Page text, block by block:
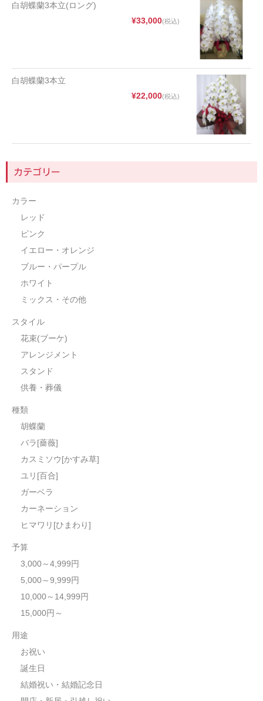
白胡蝶蘭3本立(ロング)
¥33,000(税込)
白胡蝶蘭3本立
¥22,000(税込)
カテゴリー
カラー
レッド
ピンク
イエロー・オレンジ
ブルー・パープル
ホワイト
ミックス・その他
スタイル
花束(ブーケ)
アレンジメント
スタンド
供養・葬儀
種類
胡蝶蘭
バラ[薔薇]
カスミソウ[かすみ草]
ユリ[百合]
ガーベラ
カーネーション
ヒマワリ[ひまわり]
予算
3,000～4,999円
5,000～9,999円
10,000～14,999円
15,000円～
用途
お祝い
誕生日
結婚祝い・結婚記念日